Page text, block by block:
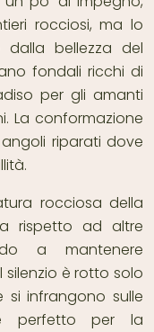
rocciosi, ma lo
bellezza del
fondali ricchi di
per gli amanti
La conformazione
riparati dove
rocciosa della
rispetto ad altre
a mantenere
silenzio è rotto solo
infrangono sulle
perfetto per la